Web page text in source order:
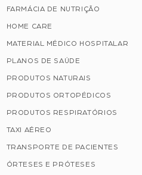
FARMÁCIA DE NUTRIÇÃO
HOME CARE
MATERIAL MÉDICO HOSPITALAR
PLANOS DE SAÚDE
PRODUTOS NATURAIS
PRODUTOS ORTOPÉDICOS
PRODUTOS RESPIRATÓRIOS
TAXI AÉREO
TRANSPORTE DE PACIENTES
ÓRTESES E PRÓTESES